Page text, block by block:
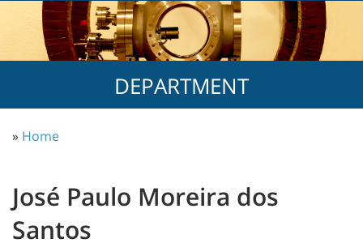
DEPARTMENT
» Home
José Paulo Moreira dos
Santos